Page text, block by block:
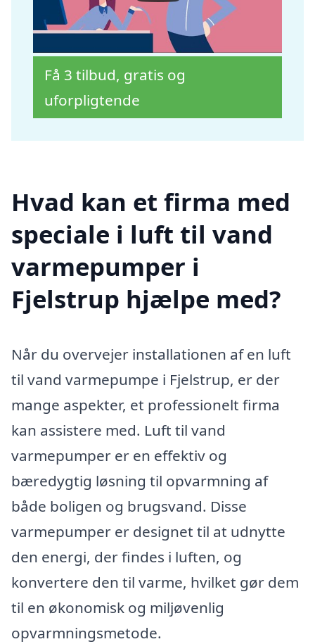
Få 3 tilbud, gratis og
uforpligtende
Hvad kan et firma med
speciale i luft til vand
varmepumper i
Fjelstrup hjælpe med?
Når du overvejer installationen af en luft
til vand varmepumpe i Fjelstrup, er der
mange aspekter, et professionelt firma
kan assistere med. Luft til vand
varmepumper er en effektiv og
bæredygtig løsning til opvarmning af
både boligen og brugsvand. Disse
varmepumper er designet til at udnytte
den energi, der findes i luften, og
konvertere den til varme, hvilket gør dem
til en økonomisk og miljøvenlig
opvarmningsmetode.